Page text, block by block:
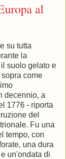
al
su tutta
la
suolo gelato e
come
decennio, a
1776 - riporta
del
Fu una
tempo, con
una dura
un'ondata di